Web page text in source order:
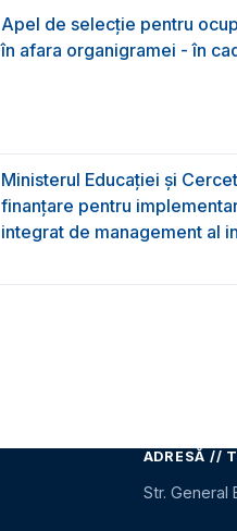
Apel de selecție pentru
în afara organigramei - în
Ministerul Educației și
finanțare pentru
integrat de management al
ADRESĂ //
Str. General